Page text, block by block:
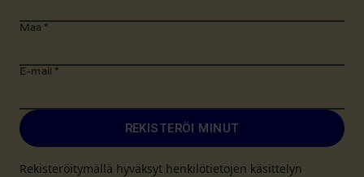
Maa *
E-mail *
REKISTERÖI MINUT
Rekisteröitymällä hyväksyt henkilötietojen käsittelyn